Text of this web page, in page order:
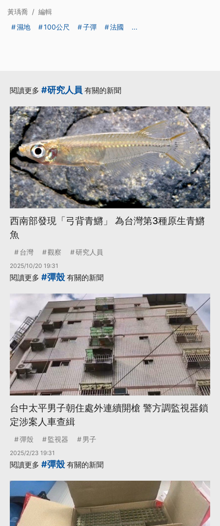
黃瑀喬 / 編輯
濕地
100公尺 子彈 法國 ...
閱讀更多 #研究人員 有關的新聞
西南部發現「弓背青鱂」 為台灣第3種原生青鱂
魚
台灣 觀察 研究人員
2025/10/20 19:31
閱讀更多 #彈殼有關的新聞
台中太平男子朝住處外連續開槍 警方調監視器鎖
定涉案人車查緝
彈殼 監視器 男子
2025/2/23 19:31
閱讀更多 #彈殼有關的新聞